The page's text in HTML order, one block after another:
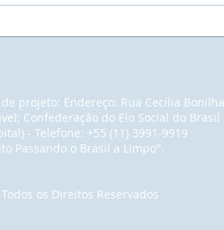
em
projeto: Endereço: Rua Cecília
Confederação do Elo Social do Brasil
- Telefone: +55 (11) 3991-9919
Passando o Brasil a Limpo".
os Direitos Reservados